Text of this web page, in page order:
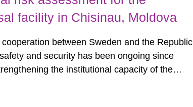
facility in Chisinau, Moldova
between Sweden and the Republic
and security has been ongoing since
the institutional capacity of the
in radioactive...